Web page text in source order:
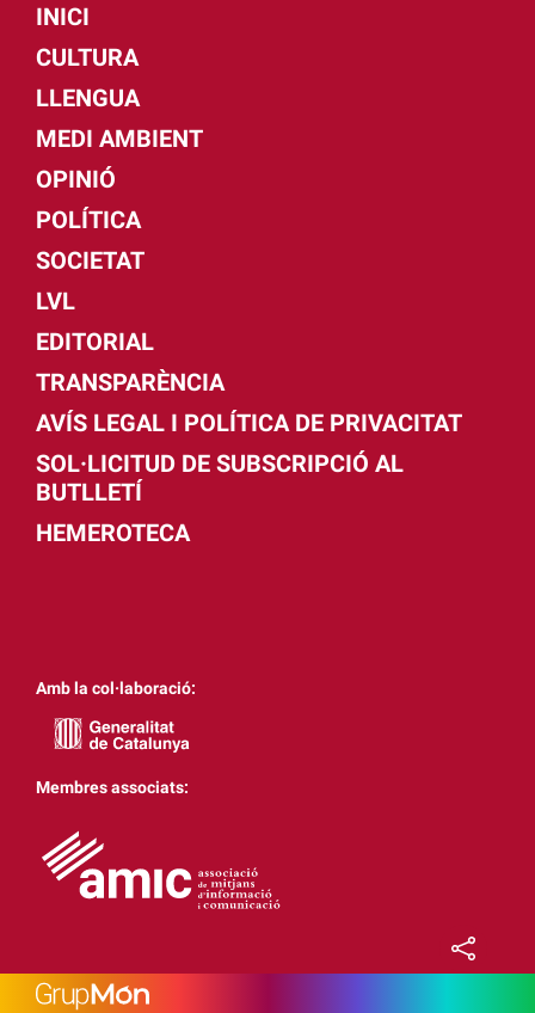
INICI
CULTURA
LLENGUA
MEDI AMBIENT
OPINIÓ
POLÍTICA
SOCIETAT
LVL
EDITORIAL
TRANSPARÈNCIA
AVÍS LEGAL I POLÍTICA DE PRIVACITAT
SOL·LICITUD DE SUBSCRIPCIÓ AL
BUTLLETÍ
HEMEROTECA
Amb la col·laboració:
Membres associats: